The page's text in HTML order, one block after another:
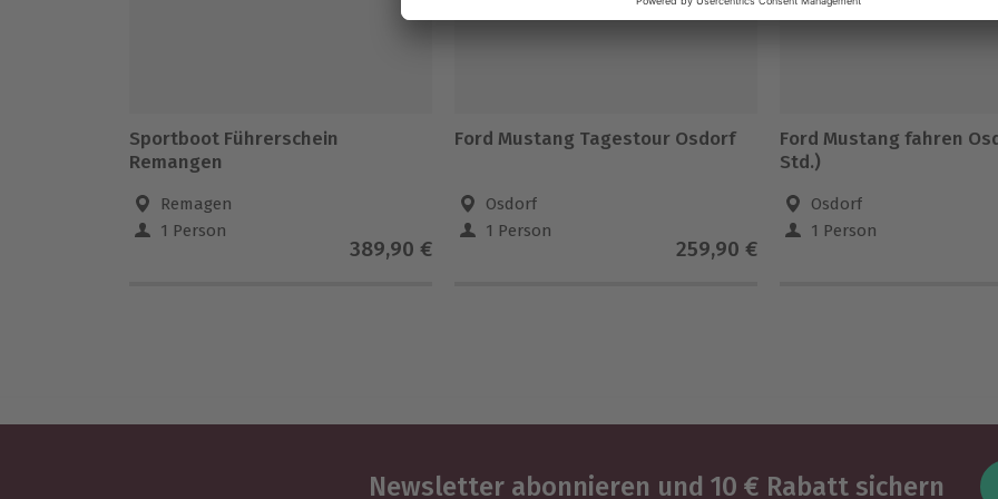
Sportboot Führerschein
Remangen
Remagen
1 Person
389,90 €
Ford Mustang Tagestour Osdorf
Osdorf
1 Person
259,90 €
Ford Mustang fahren
Std.)
Osdorf
1 Person
Newsletter abonnieren und 10 € Rabatt sichern